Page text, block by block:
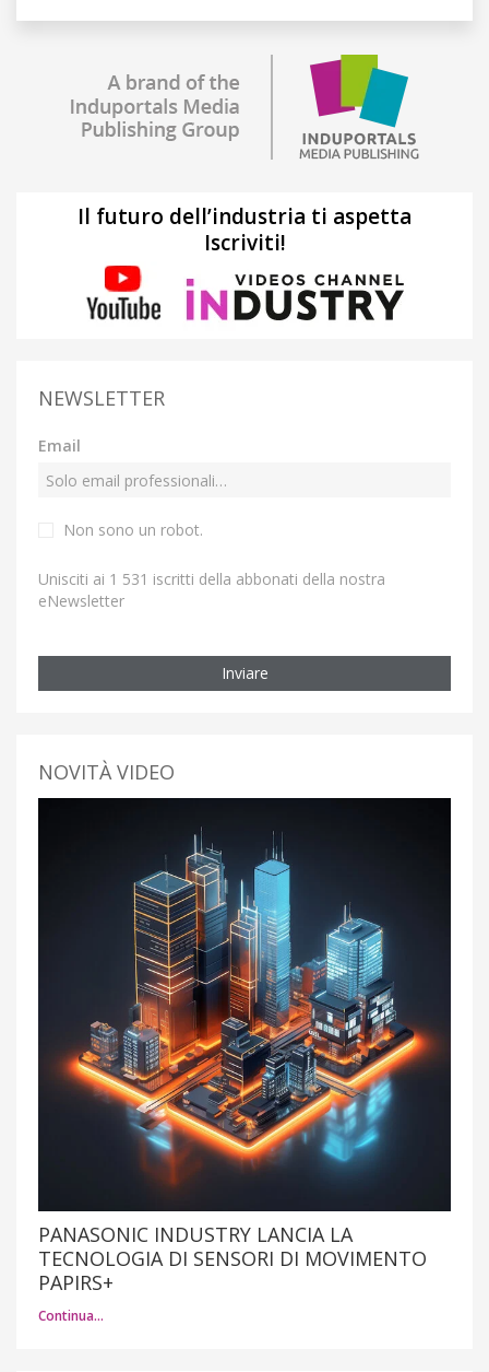
Il futuro dell’industria ti aspetta
Iscriviti!
NEWSLETTER
Email
Non sono un robot.
Unisciti ai 1 531 iscritti della abbonati della nostra
eNewsletter
Inviare
NOVITÀ VIDEO
PANASONIC INDUSTRY LANCIA LA
TECNOLOGIA DI SENSORI DI MOVIMENTO
PAPIRS+
Continua…